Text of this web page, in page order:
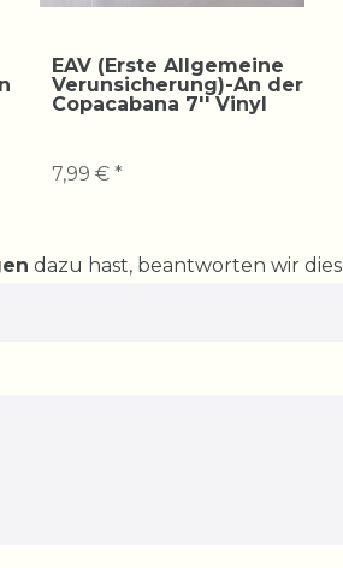
EAV (Erste Allgemeine
Verunsicherung)-An der
Copacabana 7'' Vinyl
7,99 € *
dazu hast, beantworten wir